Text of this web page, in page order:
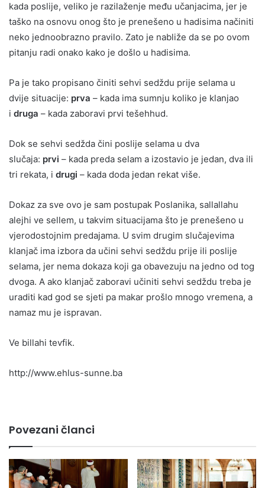
kada poslije, veliko je razilaženje među učanjacima, jer je
taško na osnovu onog što je prenešeno u hadisima načiniti
neko jednoobrazno pravilo. Zato je nabliže da se po ovom
pitanju radi onako kako je došlo u hadisima.
Pa je tako propisano činiti sehvi sedždu prije selama u
dvije situacije: prva – kada ima sumnju koliko je klanjao
i druga – kada zaboravi prvi tešehhud.
Dok se sehvi sedžda čini poslije selama u dva
slučaja: prvi – kada preda selam a izostavio je jedan, dva ili
tri rekata, i drugi – kada doda jedan rekat više.
Dokaz za sve ovo je sam postupak Poslanika, sallallahu
alejhi ve sellem, u takvim situacijama što je prenešeno u
vjerodostojnim predajama. U svim drugim slučajevima
klanjač ima izbora da učini sehvi sedždu prije ili poslije
selama, jer nema dokaza koji ga obavezuju na jedno od tog
dvoga. A ako klanjač zaboravi učiniti sehvi sedždu treba je
uraditi kad god se sjeti pa makar prošlo mnogo vremena, a
namaz mu je ispravan.
Ve billahi tevfik.
http://www.ehlus-sunne.ba
Povezani članci